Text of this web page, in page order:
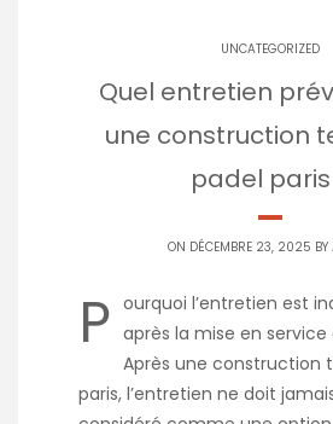
UNCATEGORIZED
Quel entretien
une construction
padel paris
ON DÉCEMBRE 23, 2025 BY
P ourquoi l’entretien est
après la mise en
Après une construction
paris, l’entretien ne doit